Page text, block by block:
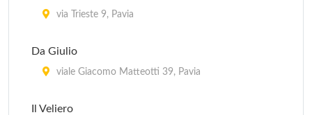
via Trieste 9, Pavia
Da Giulio
viale Giacomo Matteotti 39, Pavia
Il Veliero